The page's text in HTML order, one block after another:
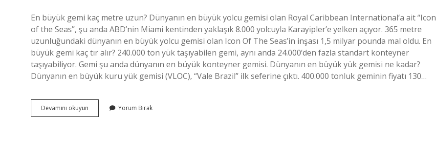
En büyük gemi kaç metre uzun? Dünyanın en büyük yolcu gemisi olan Royal Caribbean International’a ait “Icon
of the Seas”, şu anda ABD’nin Miami kentinden yaklaşık 8.000 yolcuyla Karayipler’e yelken açıyor. 365 metre
uzunluğundaki dünyanın en büyük yolcu gemisi olan Icon Of The Seas’in inşası 1,5 milyar pounda mal oldu. En
büyük gemi kaç tır alır? 240.000 ton yük taşıyabilen gemi, aynı anda 24.000’den fazla standart konteyner
taşıyabiliyor. Gemi şu anda dünyanın en büyük konteyner gemisi. Dünyanın en büyük yük gemisi ne kadar?
Dünyanın en büyük kuru yük gemisi (VLOC), “Vale Brazil” ilk seferine çıktı. 400.000 tonluk geminin fiyatı 130…
Devamını okuyun
Büyük
Yorum Bırak